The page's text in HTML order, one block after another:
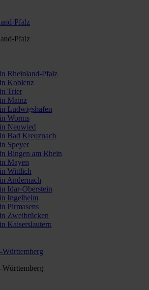
Pfalz
Pfalz
Rheinland-Pfalz
Koblenz
Trier
Mainz
Ludwigshafen
Worms
Neuwied
Bad Kreuznach
Speyer
Bingen am Rhein
Mayen
Wittlich
Andernach
Idar-Oberstein
Ingelheim
Pirmasens
Zweibrücken
Kaiserslautern